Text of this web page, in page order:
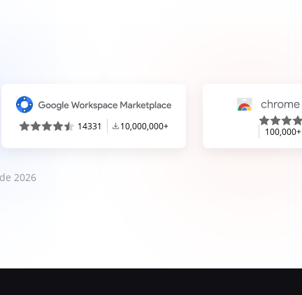
14331 10,000,000+
2026